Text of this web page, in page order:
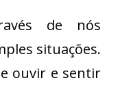
de nós
situações.
ouvir e sentir